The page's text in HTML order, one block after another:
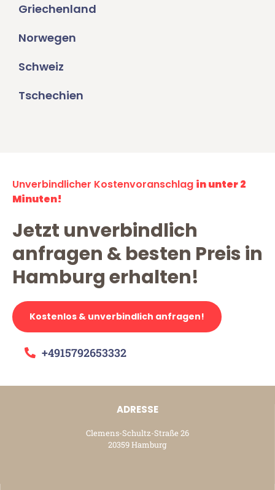
Griechenland
Norwegen
Schweiz
Tschechien
Unverbindlicher Kostenvoranschlag in unter 2
Minuten!
Jetzt unverbindlich
anfragen & besten Preis in
Hamburg erhalten!
Kostenlos & unverbindlich anfragen!
+4915792653332
ADRESSE
Clemens-Schultz-Straße 26
20359 Hamburg